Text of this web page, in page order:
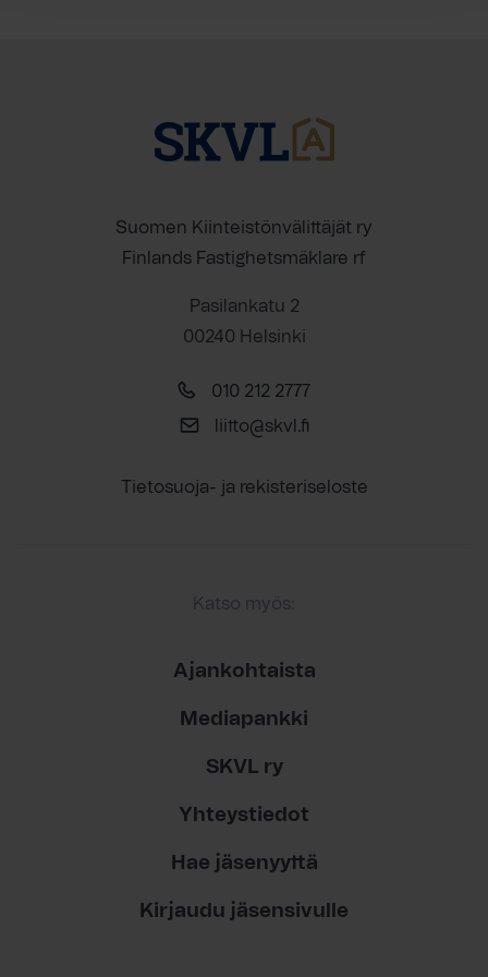
Suomen Kiinteistönvälittäjät ry
Finlands Fastighetsmäklare rf
Pasilankatu 2
00240 Helsinki
010 212 2777
liitto@skvl.fi
Tietosuoja- ja rekisteriseloste
Katso myös:
Ajankohtaista
Mediapankki
SKVL ry
Yhteystiedot
Hae jäsenyyttä
Kirjaudu jäsensivulle